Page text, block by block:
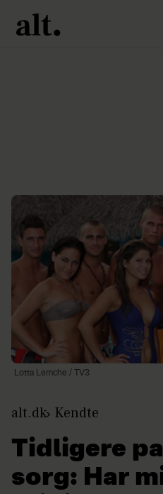
Lotta Lemche / TV3
alt.dk Kendte
Tidligere
sorg: Har